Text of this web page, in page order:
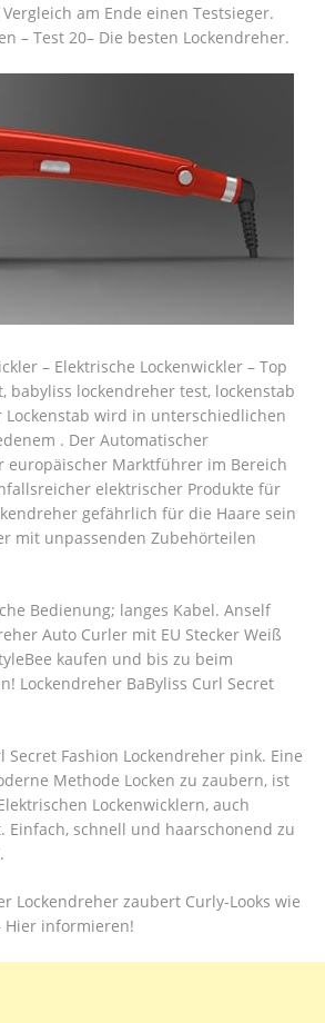
am Ende einen Testsieger.
– Test 20– Die besten Lockendreher.
– Elektrische Lockenwickler – Top
babyliss lockendreher test, lockenstab
Lockenstab wird in unterschiedlichen
. Der Automatischer
europäischer Marktführer im Bereich
elektrischer Produkte für
gefährlich für die Haare sein
mit unpassenden Zubehörteilen
Bedienung; langes Kabel. Anself
Auto Curler mit EU Stecker Weiß
kaufen und bis zu beim
Lockendreher BaByliss Curl Secret
Secret Fashion Lockendreher pink. Eine
Methode Locken zu zaubern, ist
Lockenwicklern, auch
Einfach, schnell und haarschonend zu
Lockendreher zaubert Curly-Looks wie
informieren!